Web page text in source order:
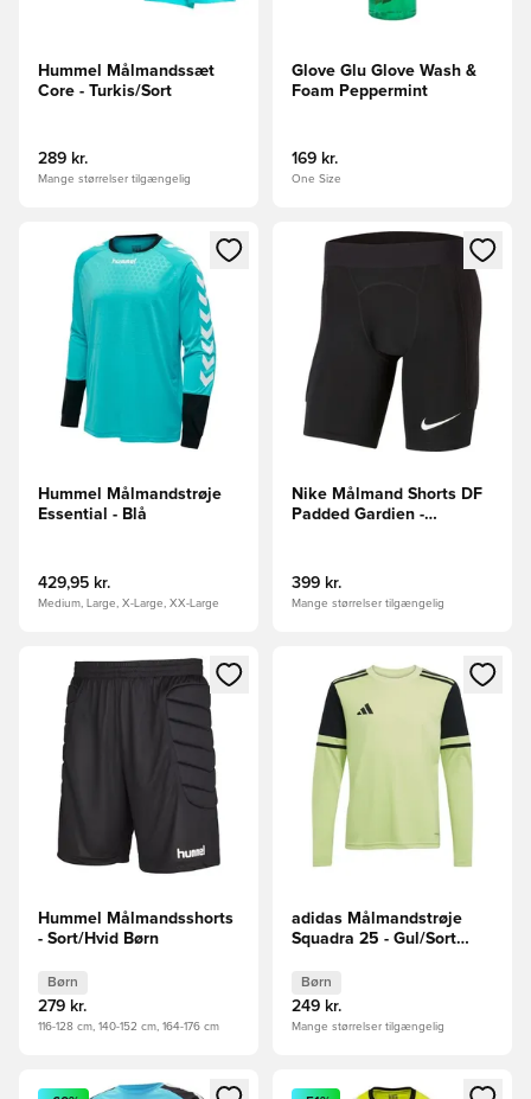
Hummel Målmandssæt
Core - Turkis/Sort
289 kr.
Mange størrelser tilgængelig
Glove Glu Glove Wash &
Foam Peppermint
169 kr.
One Size
Åbner en Modal til at logge ind eller tilmelde dig som
Hummel Målmandstrøje
Essential - Blå
429,95 kr.
Medium, Large, X-Large, XX-Large
Åbner en Modal til at logge
Nike Målmand Shorts DF
Padded Gardien -
399 kr.
Mange størrelser tilgængelig
Åbner en Modal til at logge ind eller tilmelde dig som
Hummel Målmandsshorts
- Sort/Hvid Børn
Børn
279 kr.
116-128 cm, 140-152 cm, 164-176 cm
Åbner en Modal til at logge
adidas Målmandstrøje
Squadra 25 - Gul/Sort
Børn
249 kr.
Mange størrelser tilgængelig
Åbner en Modal til at logge ind eller tilmelde dig som
Åbner en Modal til at logge